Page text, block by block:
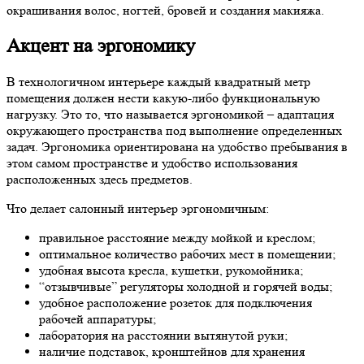
окрашивания волос, ногтей, бровей и создания макияжа.
Акцент на эргономику
В технологичном интерьере каждый квадратный метр
помещения должен нести какую-либо функциональную
нагрузку. Это то, что называется эргономикой – адаптация
окружающего пространства под выполнение определенных
задач. Эргономика ориентирована на удобство пребывания в
этом самом пространстве и удобство использования
расположенных здесь предметов.
Что делает салонный интерьер эргономичным:
правильное расстояние между мойкой и креслом;
оптимальное количество рабочих мест в помещении;
удобная высота кресла, кушетки, рукомойника;
“отзывчивые” регуляторы холодной и горячей воды;
удобное расположение розеток для подключения
рабочей аппаратуры;
лаборатория на расстоянии вытянутой руки;
наличие подставок, кронштейнов для хранения